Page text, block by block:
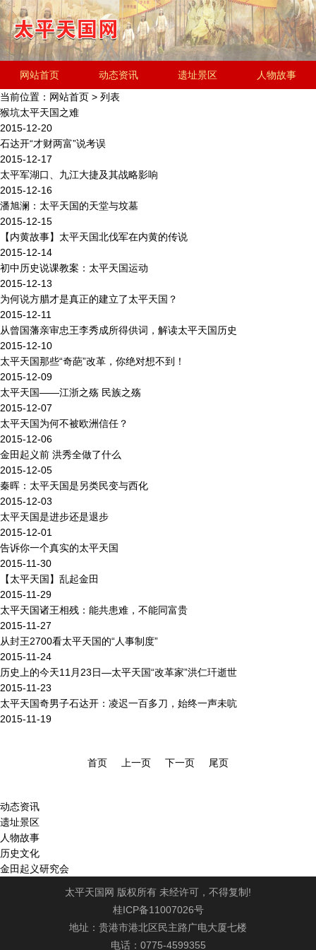
网站首页 动态资讯 遗址景区 人物故事
历史文化 金田起义研究会
当前位置： 网站首页 > 列表
猴坑太平天国之难
2015-12-20
石达开“才财两富”说考误
2015-12-17
太平军湖口、九江大捷及其战略影响
2015-12-16
潘旭澜：太平天国的天堂与坟墓
2015-12-15
【内黄故事】太平天国北伐军在内黄的传说
2015-12-14
初中历史说课教案：太平天国运动
2015-12-13
为何说方腊才是真正的建立了太平天国？
2015-12-11
从曾国藩亲审忠王李秀成所得供词，解读太平天国历史
2015-12-10
太平天国那些“奇葩”改革，你绝对想不到！
2015-12-09
太平天国——江浙之殇 民族之殇
2015-12-07
太平天国为何不被欧洲信任？
2015-12-06
金田起义前 洪秀全做了什么
2015-12-05
秦晖：太平天国是另类民变与西化
2015-12-03
太平天国是进步还是退步
2015-12-01
告诉你一个真实的太平天国
2015-11-30
【太平天国】乱起金田
2015-11-29
太平天国诸王相残：能共患难，不能同富贵
2015-11-27
从封王2700看太平天国的“人事制度”
2015-11-24
历史上的今天11月23日—太平天国“改革家”洪仁玕逝世
2015-11-23
太平天国奇男子石达开：凌迟一百多刀，始终一声未吭
2015-11-19
首页 上一页 下一页 尾页
动态资讯
遗址景区
人物故事
历史文化
金田起义研究会
太平天国网 版权所有 未经许可，不得复制!
桂ICP备11007026号
地址：贵港市港北区民主路广电大厦七楼
电话：0775-4599355